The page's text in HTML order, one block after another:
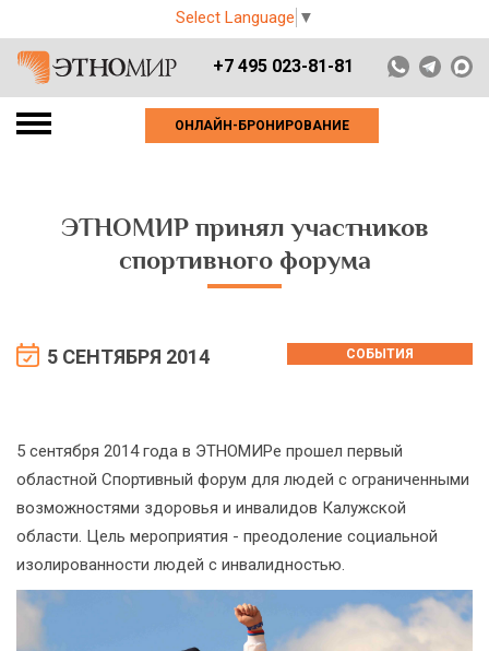
Select Language ▼
+7 495 023-81-81
ОНЛАЙН-БРОНИРОВАНИЕ
ЭТНОМИР принял участников
спортивного форума
5 СЕНТЯБРЯ 2014 СОБЫТИЯ
5 сентября 2014 года в ЭТНОМИРе прошел первый
областной Спортивный форум для людей с ограниченными
возможностями здоровья и инвалидов Калужской
области. Цель мероприятия - преодоление социальной
изолированности людей с инвалидностью.